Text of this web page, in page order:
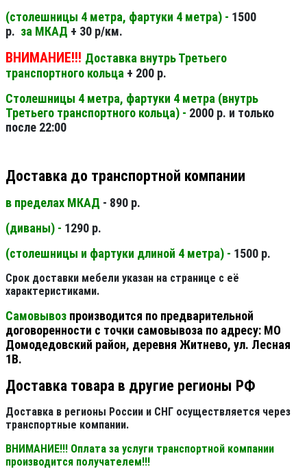
(столешницы 4 метра, фартуки 4 метра) - 1500
р. за МКАД + 30 р/км.
ВНИМАНИЕ!!! Доставка внутрь Третьего
транспортного кольца + 200 р.
Столешницы 4 метра, фартуки 4 метра (внутрь
Третьего транспортного кольца) - 2000 р. и только
после 22:00
Доставка до транспортной компании
в пределах МКАД - 890 р.
(диваны) - 1290 р.
(столешницы и фартуки длиной 4 метра) - 1500 р.
Срок доставки мебели указан на странице с её
характеристиками.
Самовывоз производится по предварительной
договоренности с точки самовывоза по адресу: МО
Домодедовский район, деревня Житнево, ул. Лесная
1В.
Доставка товара в другие регионы РФ
Доставка в регионы России и СНГ осуществляется через
транспортные компании.
ВНИМАНИЕ!!! Оплата за услуги транспортной компании
производится получателем!!!